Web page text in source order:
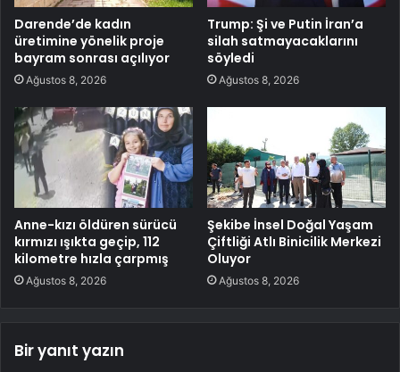
Darende’de kadın
üretimine yönelik proje
bayram sonrası açılıyor
Ağustos 8, 2026
Trump: Şi ve Putin İran’a
silah satmayacaklarını
söyledi
Ağustos 8, 2026
Anne-kızı öldüren sürücü
kırmızı ışıkta geçip, 112
kilometre hızla çarpmış
Ağustos 8, 2026
Şekibe İnsel Doğal Yaşam
Çiftliği Atlı Binicilik Merkezi
Oluyor
Ağustos 8, 2026
Bir yanıt yazın